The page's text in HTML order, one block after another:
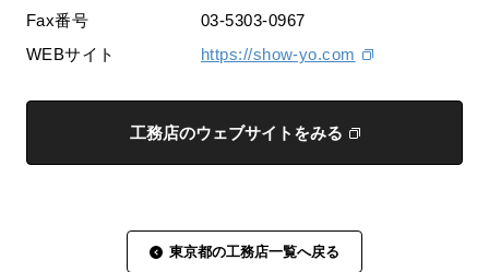
Fax番号
03-5303-0967
WEBサイト
https://show-yo.com
工務店のウェブサイトをみる
東京都の工務店一覧へ戻る